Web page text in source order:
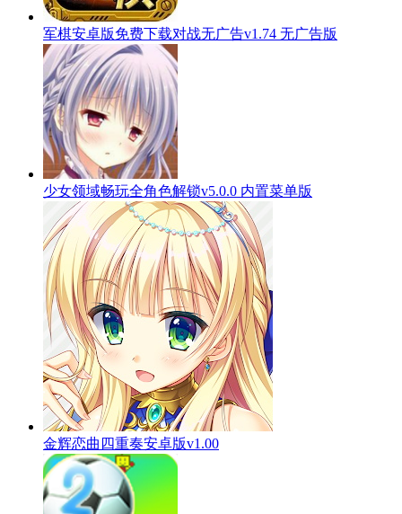
军棋安卓版免费下载对战无广告v1.74 无广告版
少女领域畅玩全角色解锁v5.0.0 内置菜单版
金辉恋曲四重奏安卓版v1.00